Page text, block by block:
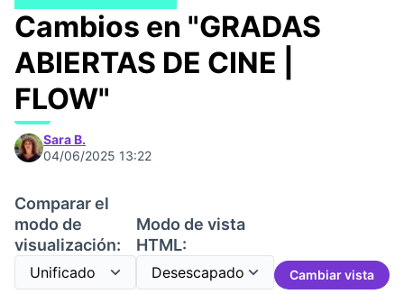
Cambios en "GRADAS
ABIERTAS DE CINE |
FLOW"
Sara B.
04/06/2025 13:22
Comparar el
modo de
visualización:
Modo de vista
HTML:
Cambiar vista